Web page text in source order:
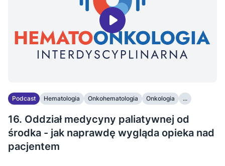
Podcast Hematologia Onkohematologia Onkologia ...
16. Oddział medycyny paliatywnej od
środka - jak naprawdę wygląda opieka nad
pacjentem